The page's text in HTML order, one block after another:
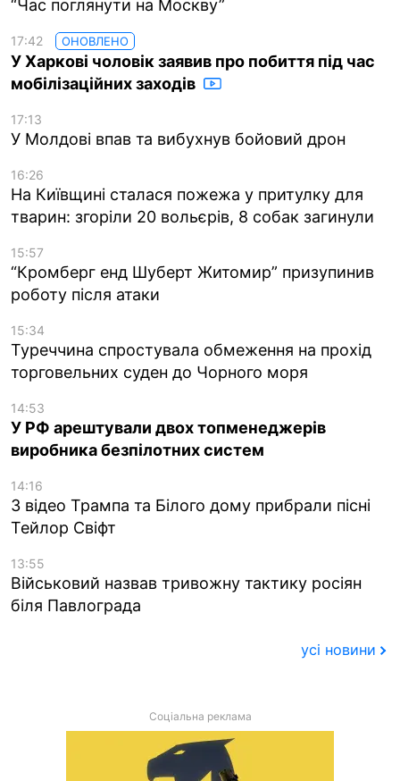
“Час поглянути на Москву”
17:42 ОНОВЛЕНО
У Харкові чоловік заявив про побиття під час
мобілізаційних заходів
17:13
У Молдові впав та вибухнув бойовий дрон
16:26
На Київщині сталася пожежа у притулку для
тварин: згоріли 20 вольєрів, 8 собак загинули
15:57
“Кромберг енд Шуберт Житомир” призупинив
роботу після атаки
15:34
Туреччина спростувала обмеження на прохід
торговельних суден до Чорного моря
14:53
У РФ арештували двох топменеджерів
виробника безпілотних систем
14:16
З відео Трампа та Білого дому прибрали пісні
Тейлор Свіфт
13:55
Військовий назвав тривожну тактику росіян
біля Павлограда
усі новини
Соціальна реклама